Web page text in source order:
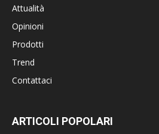
Attualità
Opinioni
Prodotti
Trend
Contattaci
ARTICOLI POPOLARI